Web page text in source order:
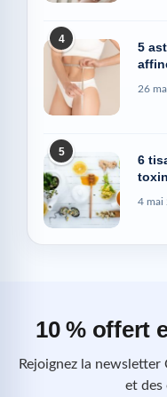
4
5
26
5
6
4 mai
10 % offert
Rejoignez la
et des